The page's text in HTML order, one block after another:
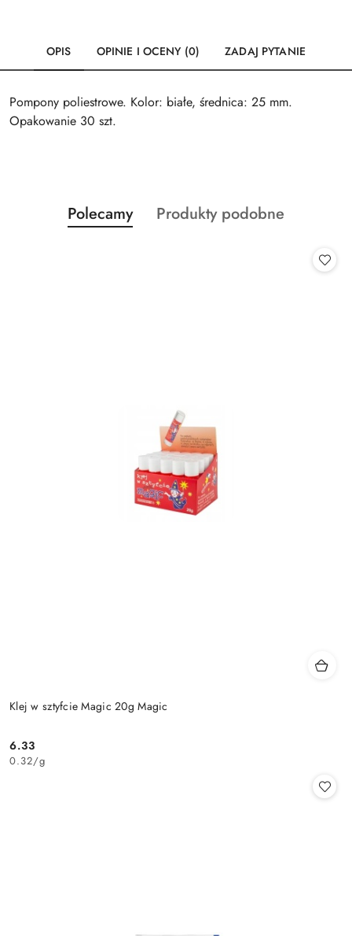
OPIS OPINIE I OCENY (0) ZADAJ PYTANIE
Pompony poliestrowe. Kolor: białe, średnica: 25 mm.
Opakowanie 30 szt.
Pomiń karuzelę produktów
Produkty
o
Polecamy
Produkty
Produkty podobne
Klej w sztyfcie Magic 20g Magic
Cena:
6.33
0.32/g